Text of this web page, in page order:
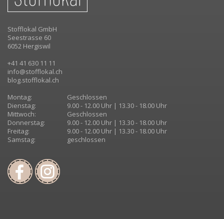
Stofflokal GmbH
Seestrasse 60
6052 Hergiswil
+41 41 630 11 11
info@stofflokal.ch
blog.stofflokal.ch
Montag:
Geschlossen
Dienstag:
9.00 - 12.00 Uhr | 13.30 - 18.00 Uhr
Mittwoch:
Geschlossen
Donnerstag:
9.00 - 12.00 Uhr | 13.30 - 18.00 Uhr
Freitag:
9.00 - 12.00 Uhr | 13.30 - 18.00 Uhr
Samstag:
geschlossen